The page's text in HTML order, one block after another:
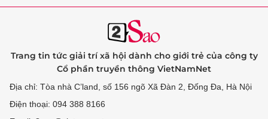
Trang tin tức giải trí xã hội dành cho giới trẻ của công ty
Cổ phần truyền thông VietNamNet
Địa chỉ: Tòa nhà C’land, số 156 ngõ Xã Đàn 2, Đống Đa, Hà Nội
Điện thoại: 094 388 8166